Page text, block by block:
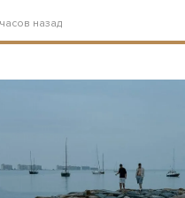
назад